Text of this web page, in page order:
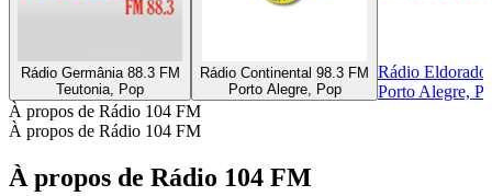
Rádio Germânia 88.3 FM
Teutonia, Pop
Rádio Continental 98.3 FM
Porto Alegre, Pop
Rádio
Porto Alegre,
À propos de Rádio 104 FM
À propos de Rádio 104 FM
À propos de Rádio 104 FM